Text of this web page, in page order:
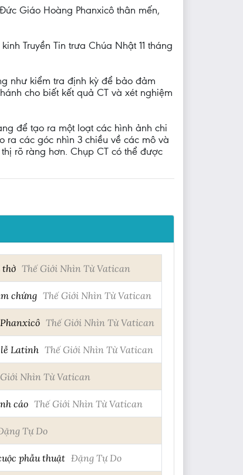
Giáo Hoàng Phanxicô thân mến,
Truyền Tin trưa Chúa Nhật 11 tháng
như kiểm tra định kỳ để bảo đảm
cho biết kết quả CT và xét nghiệm
để tạo ra một loạt các hình ảnh chi
các góc nhìn 3 chiều về các mô và
rõ ràng hơn. Chụp CT có thể được
thờ Thế Giới Nhìn Từ Vatican
chứng Thế Giới Nhìn Từ Vatican
Thế Giới Nhìn Từ Vatican
Latinh Thế Giới Nhìn Từ Vatican
Nhìn Từ Vatican
cáo Thế Giới Nhìn Từ Vatican
Tự Do
phẫu thuật Đặng Tự Do